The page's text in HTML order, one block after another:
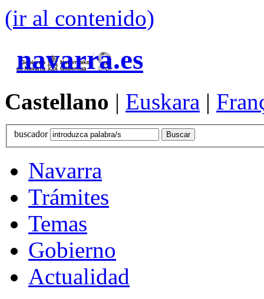
(ir al contenido)
navarra.es
Castellano | Euskara |
buscador
Navarra
Trámites
Temas
Gobierno
Actualidad